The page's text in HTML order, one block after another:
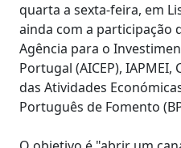
quarta a sexta-feira, em
ainda com a participação
Agência para o
Portugal (AICEP),
das Atividades
Português de Fomento